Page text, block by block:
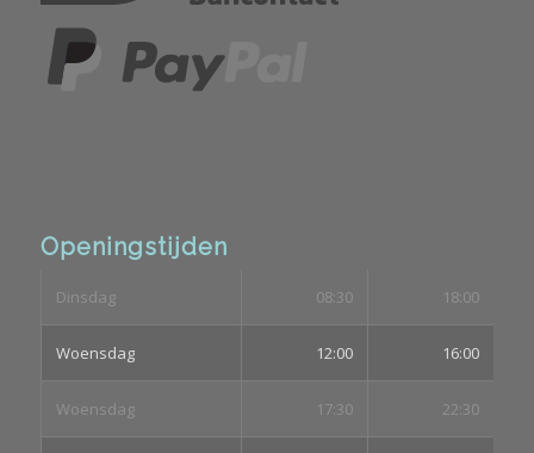
Openingstijden
Dinsdag 08:30 18:00
Woensdag 12:00 16:00
Woensdag 17:30 22:30